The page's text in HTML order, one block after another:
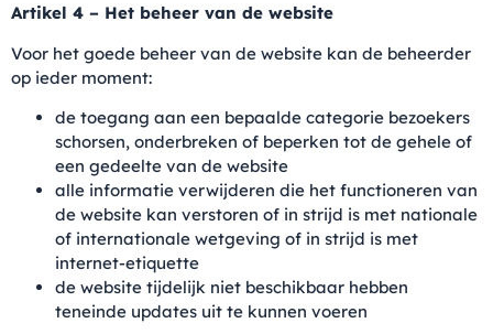
Artikel 4 – Het beheer van de website
Voor het goede beheer van de website kan de beheerder
op ieder moment:
de toegang aan een bepaalde categorie bezoekers
schorsen, onderbreken of beperken tot de gehele of
een gedeelte van de website
alle informatie verwijderen die het functioneren van
de website kan verstoren of in strijd is met nationale
of internationale wetgeving of in strijd is met
internet-etiquette
de website tijdelijk niet beschikbaar hebben
teneinde updates uit te kunnen voeren